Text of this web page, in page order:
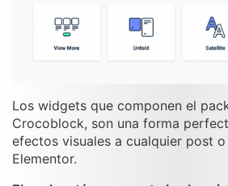
Los widgets que componen el
Crocoblock, son una forma
efectos visuales a cualquier post
Elementor.